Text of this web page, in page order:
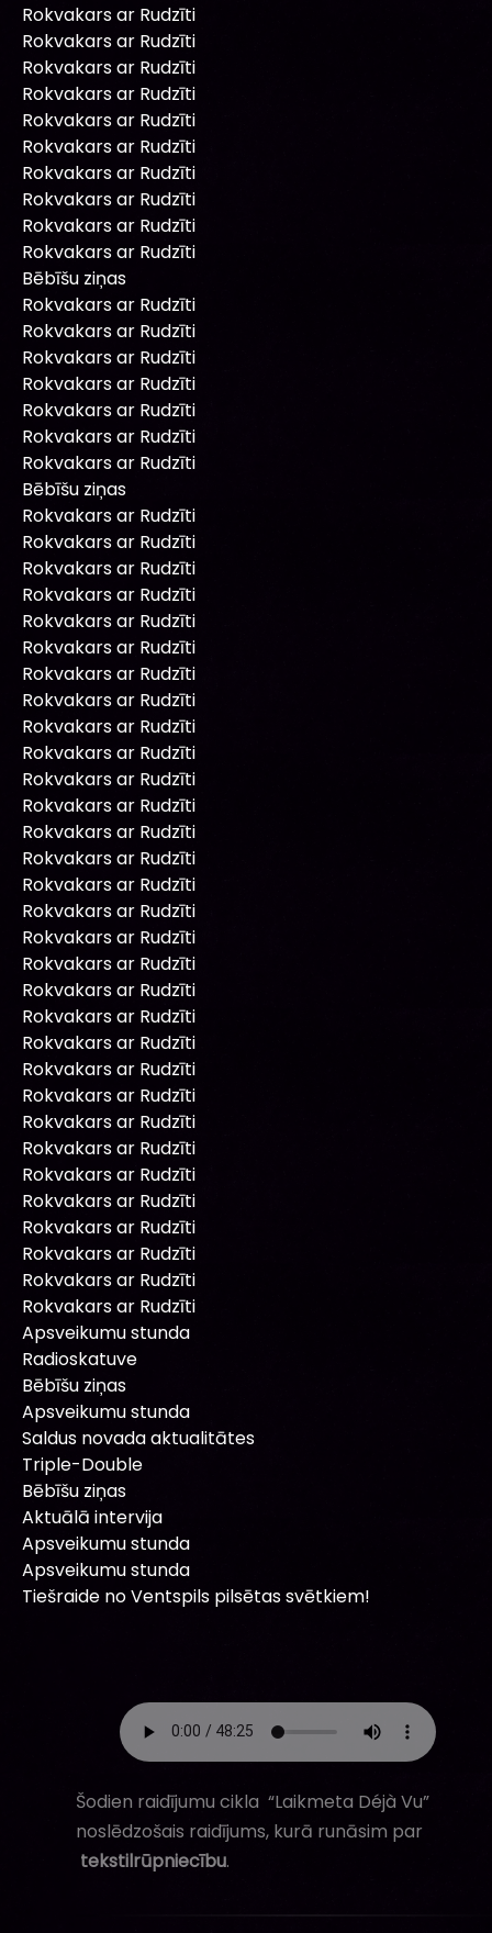
Rokvakars ar Rudzīti
Rokvakars ar Rudzīti
Rokvakars ar Rudzīti
Rokvakars ar Rudzīti
Rokvakars ar Rudzīti
Rokvakars ar Rudzīti
Rokvakars ar Rudzīti
Rokvakars ar Rudzīti
Rokvakars ar Rudzīti
Rokvakars ar Rudzīti
Bēbīšu ziņas
Rokvakars ar Rudzīti
Rokvakars ar Rudzīti
Rokvakars ar Rudzīti
Rokvakars ar Rudzīti
Rokvakars ar Rudzīti
Rokvakars ar Rudzīti
Rokvakars ar Rudzīti
Bēbīšu ziņas
Rokvakars ar Rudzīti
Rokvakars ar Rudzīti
Rokvakars ar Rudzīti
Rokvakars ar Rudzīti
Rokvakars ar Rudzīti
Rokvakars ar Rudzīti
Rokvakars ar Rudzīti
Rokvakars ar Rudzīti
Rokvakars ar Rudzīti
Rokvakars ar Rudzīti
Rokvakars ar Rudzīti
Rokvakars ar Rudzīti
Rokvakars ar Rudzīti
Rokvakars ar Rudzīti
Rokvakars ar Rudzīti
Rokvakars ar Rudzīti
Rokvakars ar Rudzīti
Rokvakars ar Rudzīti
Rokvakars ar Rudzīti
Rokvakars ar Rudzīti
Rokvakars ar Rudzīti
Rokvakars ar Rudzīti
Rokvakars ar Rudzīti
Rokvakars ar Rudzīti
Rokvakars ar Rudzīti
Rokvakars ar Rudzīti
Rokvakars ar Rudzīti
Rokvakars ar Rudzīti
Rokvakars ar Rudzīti
Rokvakars ar Rudzīti
Rokvakars ar Rudzīti
Apsveikumu stunda
Radioskatuve
Bēbīšu ziņas
Apsveikumu stunda
Saldus novada aktualitātes
Triple-Double
Bēbīšu ziņas
Aktuālā intervija
Apsveikumu stunda
Apsveikumu stunda
Tiešraide no Ventspils pilsētas svētkiem!
Šodien raidījumu cikla “Laikmeta Déjà Vu”
noslēdzošais raidījums, kurā runāsim par
tekstilrūpniecību.